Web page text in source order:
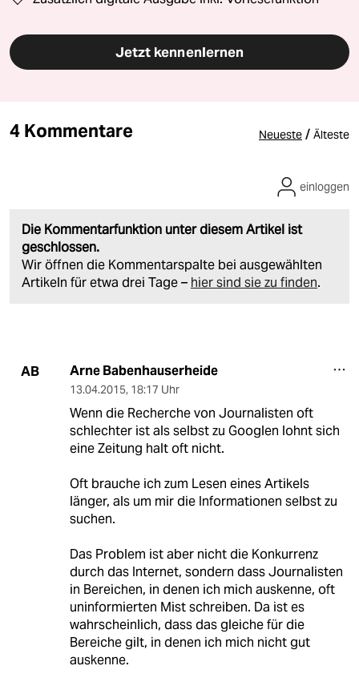
Jetzt kennenlernen
4 Kommentare Neueste / Älteste
Die Kommentarfunktion unter diesem Artikel ist
geschlossen.
Wir öffnen die Kommentarspalte bei ausgewählten
Artikeln für etwa drei Tage – hier sind sie zu finden.
einloggen
AB Arne Babenhauserheide
13.04.2015, 18:17 Uhr
Wenn die Recherche von Journalisten oft
schlechter ist als selbst zu Googlen lohnt sich
eine Zeitung halt oft nicht.
Oft brauche ich zum Lesen eines Artikels
länger, als um mir die Informationen selbst zu
suchen.
Das Problem ist aber nicht die Konkurrenz
durch das Internet, sondern dass Journalisten
in Bereichen, in denen ich mich auskenne, oft
uninformierten Mist schreiben. Da ist es
wahrscheinlich, dass das gleiche für die
Bereiche gilt, in denen ich mich nicht gut
auskenne.